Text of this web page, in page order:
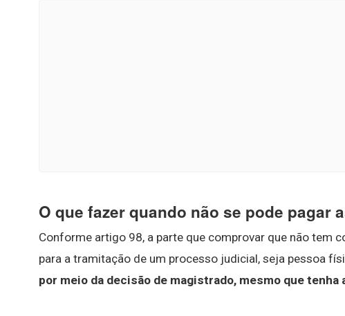
O que fazer quando não se pode pagar
Conforme artigo 98, a parte que comprovar que não tem
para a tramitação de um processo judicial, seja pessoa
por meio da decisão de magistrado, mesmo que tenha